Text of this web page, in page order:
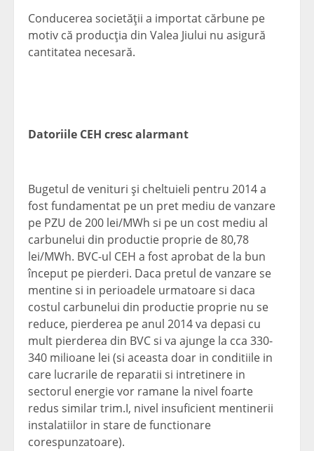
Conducerea societăţii a importat cărbune pe
motiv că producţia din Valea Jiului nu asigură
cantitatea necesară.
Datoriile CEH cresc alarmant
Bugetul de venituri şi cheltuieli pentru 2014 a
fost fundamentat pe un pret mediu de vanzare
pe PZU de 200 lei/MWh si pe un cost mediu al
carbunelui din productie proprie de 80,78
lei/MWh. BVC-ul CEH a fost aprobat de la bun
început pe pierderi. Daca pretul de vanzare se
mentine si in perioadele urmatoare si daca
costul carbunelui din productie proprie nu se
reduce, pierderea pe anul 2014 va depasi cu
mult pierderea din BVC si va ajunge la cca 330-
340 milioane lei (si aceasta doar in conditiile in
care lucrarile de reparatii si intretinere in
sectorul energie vor ramane la nivel foarte
redus similar trim.I, nivel insuficient mentinerii
instalatiilor in stare de functionare
corespunzatoare).